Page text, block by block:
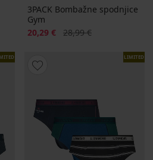
3PACK Bombažne spodnjice
Gym
Popust
20,29 € Prvotna cena
28,99 €
LIMITED